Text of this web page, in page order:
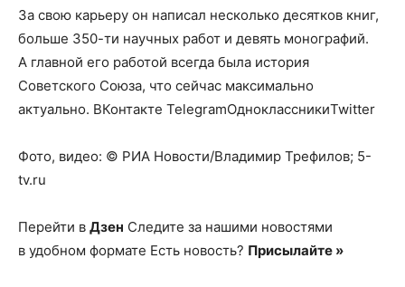
За свою карьеру он написал несколько десятков книг,
больше 350-ти научных работ и девять монографий.
А главной его работой всегда была история
Советского Союза, что сейчас максимально
актуально. ВКонтакте TelegramОдноклассникиTwitter
Фото, видео: © РИА Новости/Владимир Трефилов; 5-
tv.ru
Перейти в Дзен Следите за нашими новостями
в удобном формате Есть новость? Присылайте »